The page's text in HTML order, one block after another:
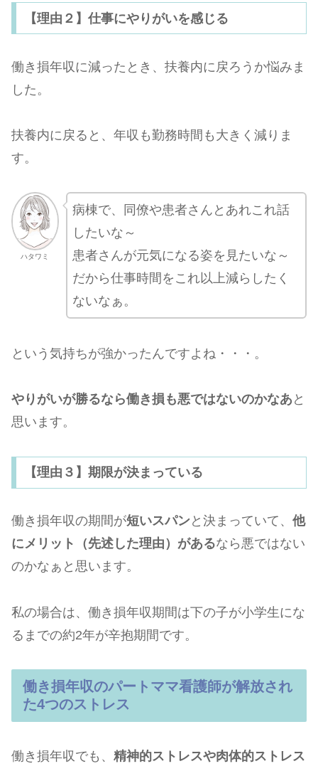
【理由２】仕事にやりがいを感じる
働き損年収に減ったとき、扶養内に戻ろうか悩みま
した。
扶養内に戻ると、年収も勤務時間も大きく減りま
す。
ハタワミ
病棟で、同僚や患者さんとあれこれ話
したいな～
患者さんが元気になる姿を見たいな～
だから仕事時間をこれ以上減らしたく
ないなぁ。
という気持ちが強かったんですよね・・・。
やりがいが勝るなら働き損も悪ではないのかなあ と
思います。
【理由３】期限が決まっている
働き損年収の期間が短いスパン と決まっていて、 他
にメリット（先述した理由）があるなら悪ではない
のかなぁと思います。
私の場合は、働き損年収期間は下の子が小学生にな
るまでの約2年が辛抱期間です。
働き損年収のパートママ看護師が解放され
た4つのストレス
働き損年収でも、 精神的ストレスや肉体的ストレス